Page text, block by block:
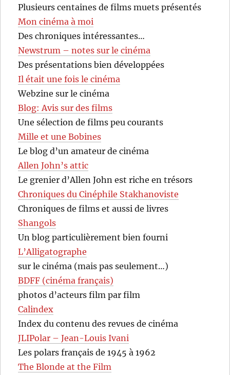
Plusieurs centaines de films muets présentés
Mon cinéma à moi
Des chroniques intéressantes…
Newstrum – notes sur le cinéma
Des présentations bien développées
Il était une fois le cinéma
Webzine sur le cinéma
Blog: Avis sur des films
Une sélection de films peu courants
Mille et une Bobines
Le blog d’un amateur de cinéma
Allen John’s attic
Le grenier d’Allen John est riche en trésors
Chroniques du Cinéphile Stakhanoviste
Chroniques de films et aussi de livres
Shangols
Un blog particulièrement bien fourni
L’Alligatographe
sur le cinéma (mais pas seulement…)
BDFF (cinéma français)
photos d’acteurs film par film
Calindex
Index du contenu des revues de cinéma
JLIPolar – Jean-Louis Ivani
Les polars français de 1945 à 1962
The Blonde at the Film